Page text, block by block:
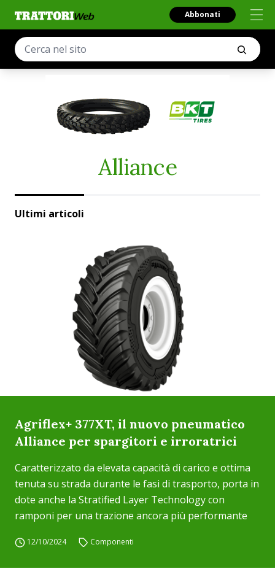
Abbonati
Alliance
Ultimi articoli
Agriflex+ 377XT, il nuovo pneumatico
Alliance per spargitori e irroratrici
Caratterizzato da elevata capacità di carico e ottima
tenuta su strada durante le fasi di trasporto, porta in
dote anche la Stratified Layer Technology con
ramponi per una trazione ancora più performante
12/10/2024 Componenti